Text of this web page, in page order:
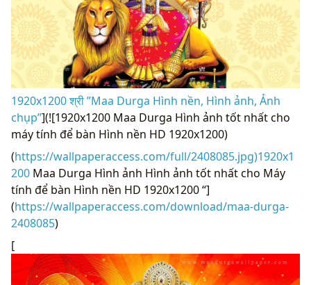
1920x1200 श्री ”Maa Durga Hình nền, Hình ảnh, Ảnh
chụp”](![1920x1200 Maa Durga Hình ảnh tốt nhất cho
máy tính để bàn Hình nền HD 1920x1200)
(https://wallpaperaccess.com/full/2408085.jpg)1920x1
200 Maa Durga Hình ảnh Hình ảnh tốt nhất cho Máy
tính để bàn Hình nền HD 1920x1200 “]
(https://wallpaperaccess.com/download/maa-durga-
2408085)
[